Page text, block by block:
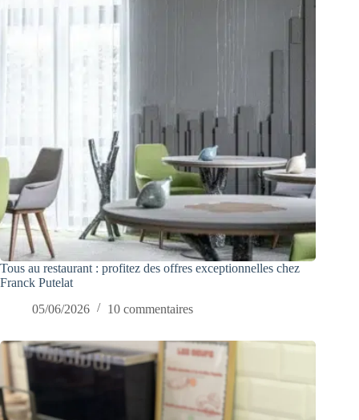
Tous au restaurant : profitez des offres exceptionnelles chez
Franck Putelat
05/06/2026
10 commentaires